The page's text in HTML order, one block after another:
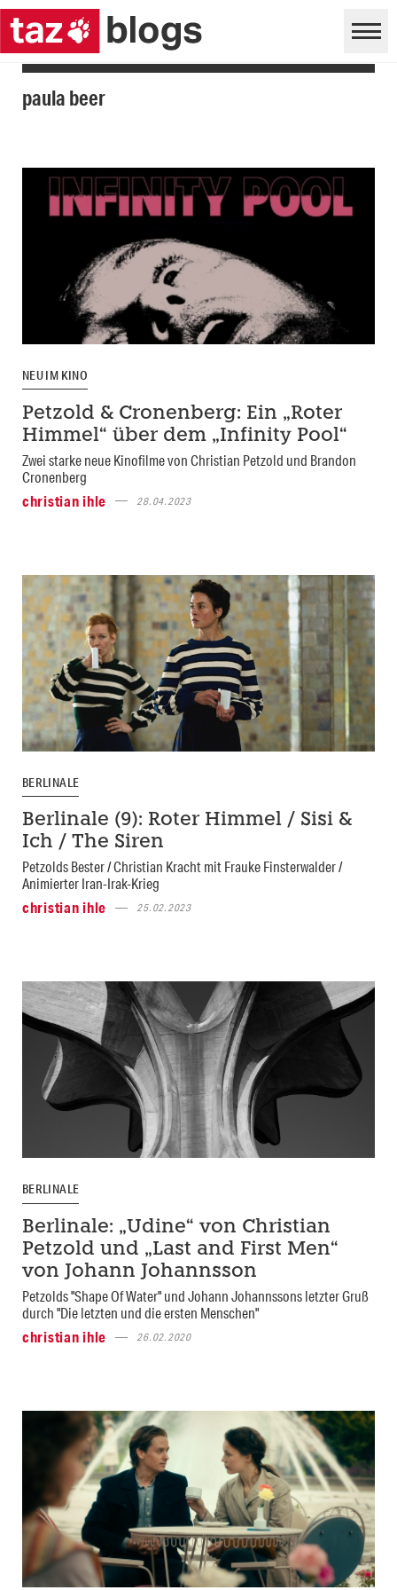
paula beer
NEU IM KINO
Petzold & Cronenberg: Ein „Roter
Himmel“ über dem „Infinity Pool“
Zwei starke neue Kinofilme von Christian Petzold und Brandon
Cronenberg
christian ihle
28.04.2023
BERLINALE
Berlinale (9): Roter Himmel / Sisi &
Ich / The Siren
Petzolds Bester / Christian Kracht mit Frauke Finsterwalder /
Animierter Iran-Irak-Krieg
christian ihle
25.02.2023
BERLINALE
Berlinale: „Udine“ von Christian
Petzold und „Last and First Men“
von Johann Johannsson
Petzolds "Shape Of Water" und Johann Johannssons letzter Gruß
durch "Die letzten und die ersten Menschen"
christian ihle
26.02.2020